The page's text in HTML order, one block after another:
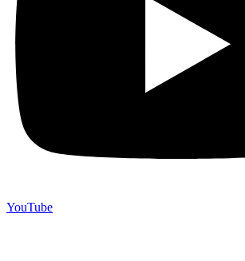
YouTube